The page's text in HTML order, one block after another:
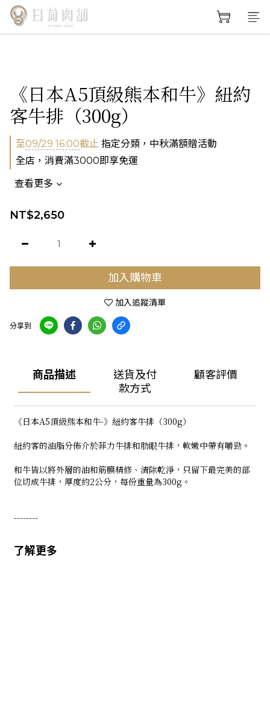
《日本A5頂級熊本和牛》紐約
客牛排（300g）
至09/29 16:00截止 指定分類，中秋滿額贈活動
全店，消費滿3000即享免運
查看更多
NT$2,650
加入購物車
加入追蹤清單
分享到
商品描述
送貨及付
款方式
顧客評價
《日本A5頂級熊本和牛-》紐約客牛排（300g）
紐約客的油脂分佈介於菲力牛排和肋眼牛排，軟嫩中帶有嚼勁。
和牛皆以將外層的油和筋膜精修、清除乾淨，只留下最完美的部
位切成牛排，厚度約2公分，每份重量為300g。
--------
了解更多